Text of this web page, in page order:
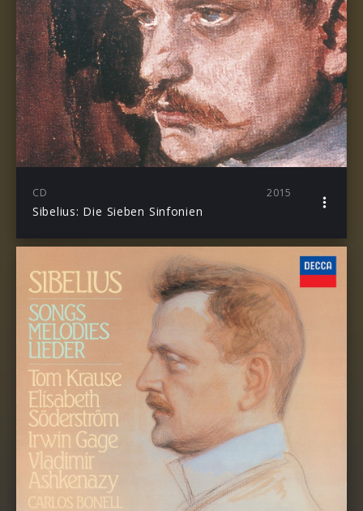
CD 2015
Sibelius: Die Sieben Sinfonien